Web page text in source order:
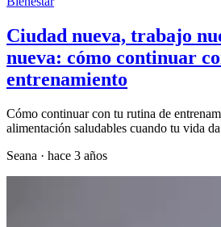
Ciudad nueva, trabajo
nueva: cómo continuar
entrenamiento
Cómo continuar con tu rutina de
alimentación saludables cuando tu vida
Seana · hace 3 años